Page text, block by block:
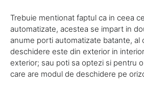
Trebuie mentionat faptul ca in ceea
automatizate, acestea se impart in
anume porti automatizate batante, al
deschidere este din exterior in
exterior; sau poti sa optezi si pentru
care are modul de deschidere pe